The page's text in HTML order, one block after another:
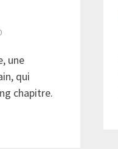
une
qui
chapitre.